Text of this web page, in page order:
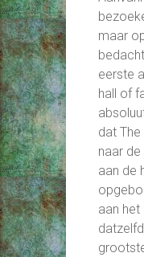
maar
eerste
hall of
dat
naar
aan de
aan het